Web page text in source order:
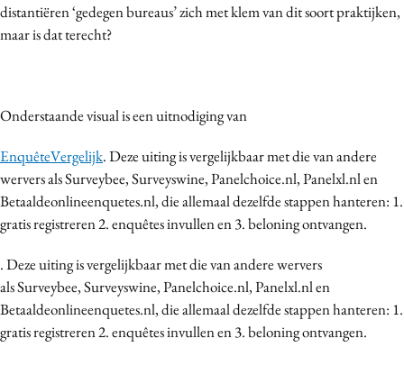
Purpose Marketing
Reputatie & crisis
distantiëren ‘gedegen bureaus’ zich met klem van dit soort praktijken,
maar is dat terecht?
Onderstaande visual is een uitnodiging van
EnquêteVergelijk. Deze uiting is vergelijkbaar met die van andere
wervers als Surveybee, Surveyswine, Panelchoice.nl, Panelxl.nl en
Betaaldeonlineenquetes.nl, die allemaal dezelfde stappen hanteren: 1.
gratis registreren 2. enquêtes invullen en 3. beloning ontvangen.
. Deze uiting is vergelijkbaar met die van andere wervers
als Surveybee, Surveyswine, Panelchoice.nl, Panelxl.nl en
Betaaldeonlineenquetes.nl, die allemaal dezelfde stappen hanteren: 1.
gratis registreren 2. enquêtes invullen en 3. beloning ontvangen.